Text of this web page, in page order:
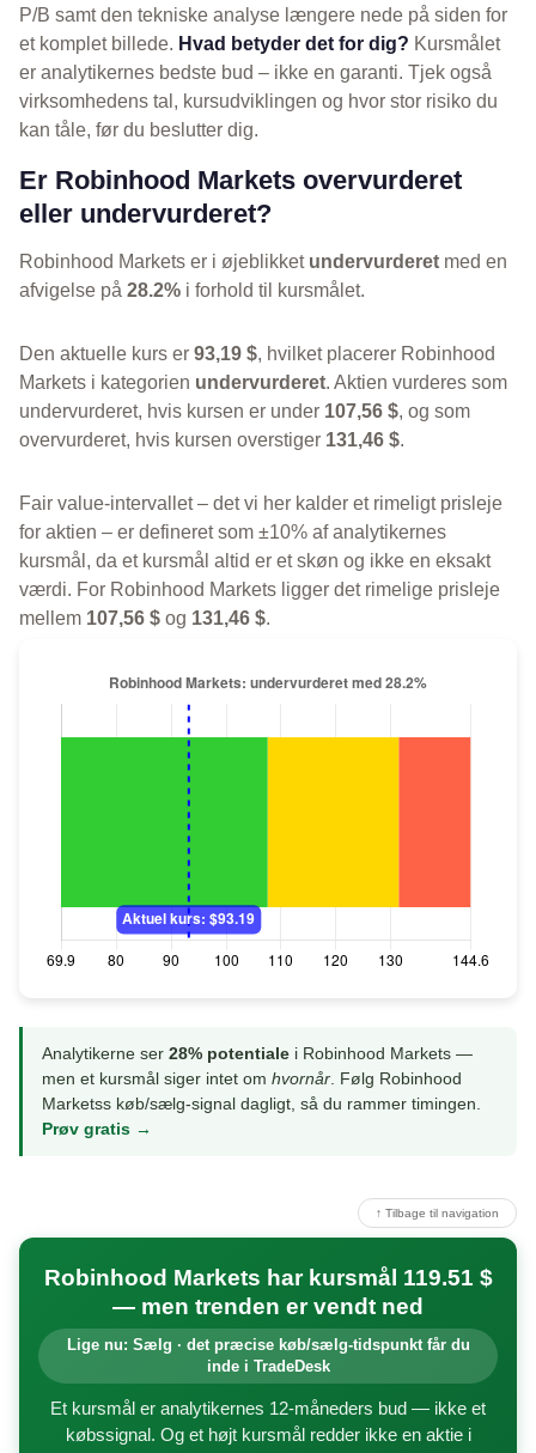
P/B samt den tekniske analyse længere nede på siden for
et komplet billede. Hvad betyder det for dig? Kursmålet
er analytikernes bedste bud – ikke en garanti. Tjek også
virksomhedens tal, kursudviklingen og hvor stor risiko du
kan tåle, før du beslutter dig.
Er Robinhood Markets overvurderet
eller undervurderet?
Robinhood Markets er i øjeblikket undervurderet med en
afvigelse på 28.2% i forhold til kursmålet.
Den aktuelle kurs er 93,19 $, hvilket placerer Robinhood
Markets i kategorien undervurderet. Aktien vurderes som
undervurderet, hvis kursen er under 107,56 $, og som
overvurderet, hvis kursen overstiger 131,46 $.
Fair value-intervallet – det vi her kalder et rimeligt prisleje
for aktien – er defineret som ±10% af analytikernes
kursmål, da et kursmål altid er et skøn og ikke en eksakt
værdi. For Robinhood Markets ligger det rimelige prisleje
mellem 107,56 $ og 131,46 $.
Analytikerne ser 28% potentiale i Robinhood Markets —
men et kursmål siger intet om hvornår. Følg Robinhood
Marketss køb/sælg-signal dagligt, så du rammer timingen.
Prøv gratis →
↑ Tilbage til navigation
Robinhood Markets har kursmål 119.51 $
— men trenden er vendt ned
Lige nu: Sælg · det præcise køb/sælg-tidspunkt får du
inde i TradeDesk
Et kursmål er analytikernes 12-måneders bud — ikke et
købssignal. Og et højt kursmål redder ikke en aktie i